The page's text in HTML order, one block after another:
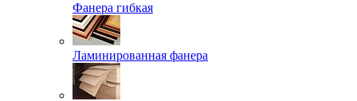
Фанера гибкая
Ламинированная фанера